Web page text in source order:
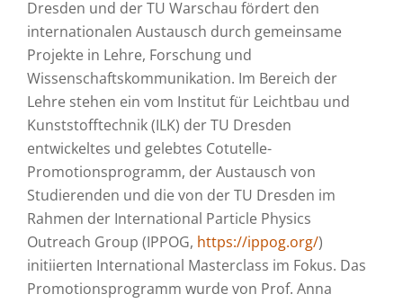
Dresden und der TU Warschau fördert den
internationalen Austausch durch gemeinsame
Projekte in Lehre, Forschung und
Wissenschaftskommunikation. Im Bereich der
Lehre stehen ein vom Institut für Leichtbau und
Kunststofftechnik (ILK) der TU Dresden
entwickeltes und gelebtes Cotutelle-
Promotionsprogramm, der Austausch von
Studierenden und die von der TU Dresden im
Rahmen der International Particle Physics
Outreach Group (IPPOG, https://ippog.org/)
initiierten International Masterclass im Fokus. Das
Promotionsprogramm wurde von Prof. Anna